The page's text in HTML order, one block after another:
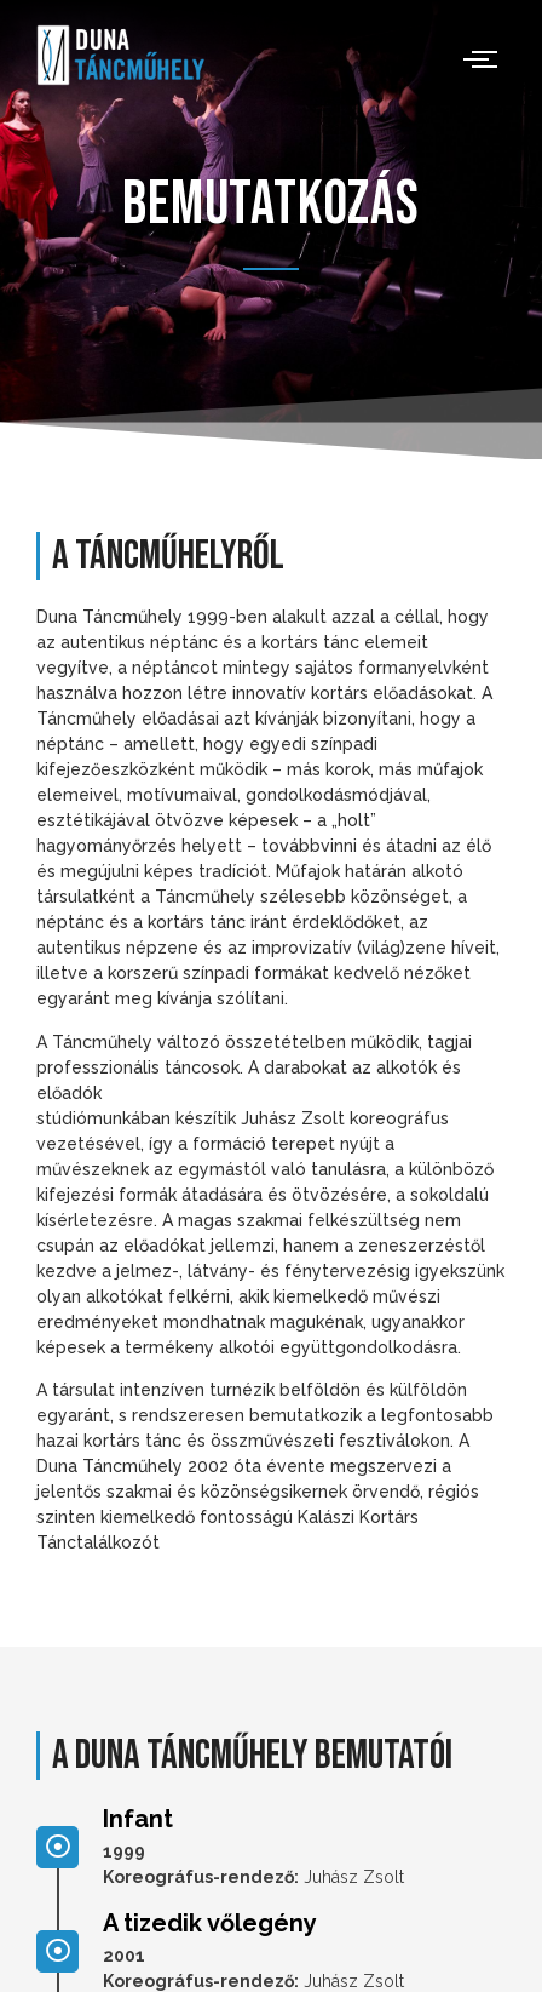
Bemutatkozás
A Táncműhelyről
Duna Táncműhely 1999-ben alakult azzal a céllal, hogy
az autentikus néptánc és a kortárs tánc elemeit
vegyítve, a néptáncot mintegy sajátos formanyelvként
használva hozzon létre innovatív kortárs előadásokat. A
Táncműhely előadásai azt kívánják bizonyítani, hogy a
néptánc – amellett, hogy egyedi színpadi
kifejezőeszközként működik – más korok, más műfajok
elemeivel, motívumaival, gondolkodásmódjával,
esztétikájával ötvözve képesek – a „holt”
hagyományőrzés helyett – továbbvinni és átadni az élő
és megújulni képes tradíciót. Műfajok határán alkotó
társulatként a Táncműhely szélesebb közönséget, a
néptánc és a kortárs tánc iránt érdeklődőket, az
autentikus népzene és az improvizatív (világ)zene híveit,
illetve a korszerű színpadi formákat kedvelő nézőket
egyaránt meg kívánja szólítani.
A Táncműhely változó összetételben működik, tagjai
professzionális táncosok. A darabokat az alkotók és
előadók
stúdiómunkában készítik Juhász Zsolt koreográfus
vezetésével, így a formáció terepet nyújt a
művészeknek az egymástól való tanulásra, a különböző
kifejezési formák átadására és ötvözésére, a sokoldalú
kísérletezésre. A magas szakmai felkészültség nem
csupán az előadókat jellemzi, hanem a zeneszerzéstől
kezdve a jelmez-, látvány- és fénytervezésig igyekszünk
olyan alkotókat felkérni, akik kiemelkedő művészi
eredményeket mondhatnak magukénak, ugyanakkor
képesek a termékeny alkotói együttgondolkodásra.
A társulat intenzíven turnézik belföldön és külföldön
egyaránt, s rendszeresen bemutatkozik a legfontosabb
hazai kortárs tánc és összművészeti fesztiválokon. A
Duna Táncműhely 2002 óta évente megszervezi a
jelentős szakmai és közönségsikernek örvendő, régiós
szinten kiemelkedő fontosságú Kalászi Kortárs
Tánctalálkozót
A Duna Táncműhely bemutatói
Infant
1999
Koreográfus-rendező: Juhász Zsolt
A tizedik vőlegény
2001
Koreográfus-rendező: Juhász Zsolt